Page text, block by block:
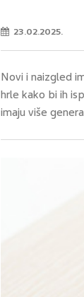
23.02.2025.
Novi i naizgled
hrle kako bi ih
imaju više